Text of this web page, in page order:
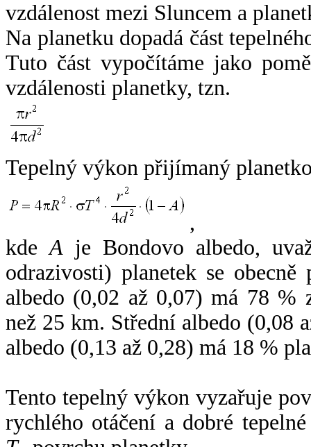
vzdálenost mezi Sluncem a
Na planetku dopadá část
Tuto část vypočítáme jako
vzdálenosti planetky, tzn.
Tepelný výkon přijímaný
,
kdeA je Bondovo albedo,
odrazivosti) planetek se
albedo (0,02 až 0,07) má 78 %
než 25 km. Střední albedo (0,08
albedo (0,13 až 0,28) má 18 %
Tento tepelný výkon vyzařuje
rychlého otáčení a dobré